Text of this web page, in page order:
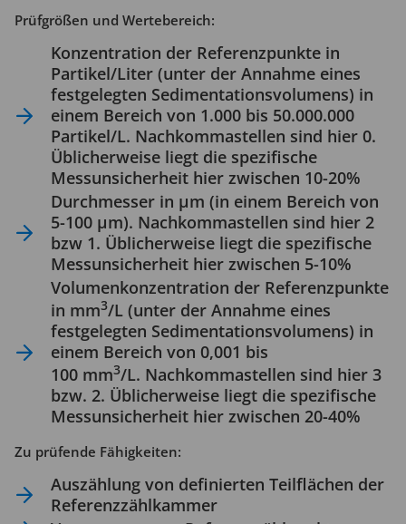
Prüfgrößen und Wertebereich:
Konzentration der Referenzpunkte in
Partikel/Liter (unter der Annahme eines
festgelegten Sedimentationsvolumens) in
einem Bereich von 1.000 bis 50.000.000
Partikel/L. Nachkommastellen sind hier 0.
Üblicherweise liegt die spezifische
Messunsicherheit hier zwischen 10-20%
Durchmesser in µm (in einem Bereich von
5-100 µm). Nachkommastellen sind hier 2
bzw 1. Üblicherweise liegt die spezifische
Messunsicherheit hier zwischen 5-10%
Volumenkonzentration der Referenzpunkte
in mm3/L (unter der Annahme eines
festgelegten Sedimentationsvolumens) in
einem Bereich von 0,001 bis
100 mm3/L. Nachkommastellen sind hier 3
bzw. 2. Üblicherweise liegt die spezifische
Messunsicherheit hier zwischen 20-40%
Zu prüfende Fähigkeiten:
Auszählung von definierten Teilflächen der
Referenzzählkammer